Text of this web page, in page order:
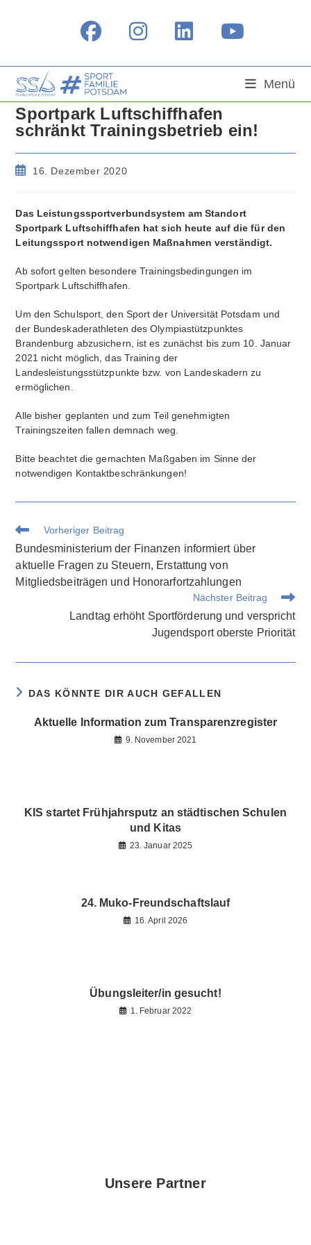
Menü
Sportpark Luftschiffhafen
schränkt Trainingsbetrieb ein!
Beitrag16. Dezember 2020
Das Leistungssportverbundsystem am Standort
Sportpark Luftschiffhafen hat sich heute auf die für den
Leitungssport notwendigen Maßnahmen verständigt.
Ab sofort gelten besondere Trainingsbedingungen im
Sportpark Luftschiffhafen.
Um den Schulsport, den Sport der Universität Potsdam und
der Bundeskaderathleten des Olympiastützpunktes
Brandenburg abzusichern, ist es zunächst bis zum 10. Januar
2021 nicht möglich, das Training der
Landesleistungsstützpunkte bzw. von Landeskadern zu
ermöglichen.
Alle bisher geplanten und zum Teil genehmigten
Trainingszeiten fallen demnach weg.
Bitte beachtet die gemachten Maßgaben im Sinne der
notwendigen Kontaktbeschränkungen!
Weitere
Artikel
ansehen
Vorheriger Beitrag
Bundesministerium der Finanzen informiert über
aktuelle Fragen zu Steuern, Erstattung von
Mitgliedsbeiträgen und Honorarfortzahlungen
Nächster Beitrag
Landtag erhöht Sportförderung und verspricht
Jugendsport oberste Priorität
DAS KÖNNTE DIR AUCH GEFALLEN
Aktuelle Information zum Transparenzregister
9. November 2021
KIS startet Frühjahrsputz an städtischen Schulen
und Kitas
23. Januar 2025
24. Muko-Freundschaftslauf
16. April 2026
Übungsleiter/in gesucht!
1. Februar 2022
Unsere Partner